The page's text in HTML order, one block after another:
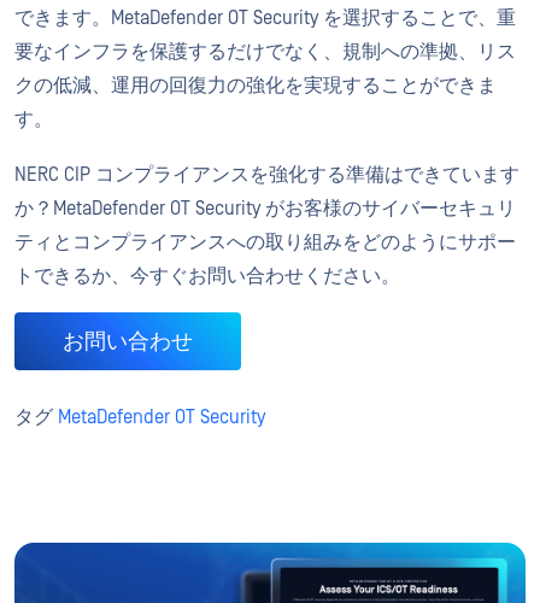
できます。MetaDefender OT Security を選択することで、重
要なインフラを保護するだけでなく、規制への準拠、リス
クの低減、運用の回復力の強化を実現することができま
す。
NERC CIP コンプライアンスを強化する準備はできています
か？MetaDefender OT Security がお客様のサイバーセキュリ
ティとコンプライアンスへの取り組みをどのようにサポー
トできるか、今すぐお問い合わせください。
お問い合わせ
タグ MetaDefender OT Security